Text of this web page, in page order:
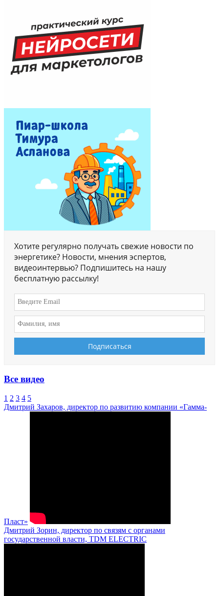
Хотите регулярно получать свежие новости по
энергетике? Новости, мнения эспертов,
видеоинтервью? Подпишитесь на нашу
бесплатную рассылку!
Все видео
1 2 3 4 5
Дмитрий Захаров, директор по развитию компании «Гамма-
Пласт»
Дмитрий Зорин, директор по связям с органами
государственной власти, TDM ELECTRIC